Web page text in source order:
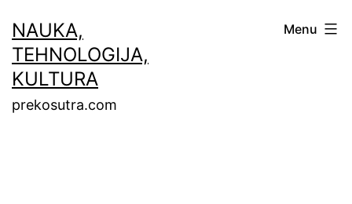
to
content
NAUKA,
TEHNOLOGIJA,
KULTURA
prekosutra.com
Menu